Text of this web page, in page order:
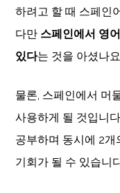
하려고 할 때 스페인
다만 스페인에서 영
있다는 것을 아셨나
물론, 스페인에서 머
사용하게 될 것입니
공부하며 동시에 2
기회가 될 수 있습니